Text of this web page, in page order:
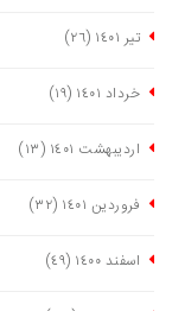
تیر ١٤٠١ (٢٦)
خرداد ١٤٠١ (١٩)
اردیبهشت ١٤٠١ (١٣)
فروردین ١٤٠١ (٣٢)
اسفند ١٤٠٠ (٤٩)